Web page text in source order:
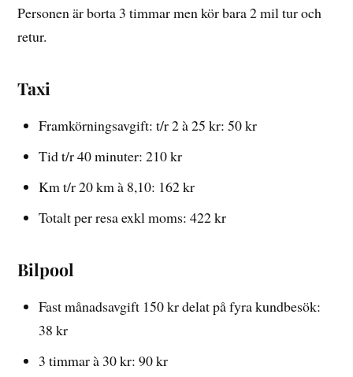
Personen är borta 3 timmar men kör bara 2 mil tur och
retur.
Taxi
Framkörningsavgift: t/r 2 à 25 kr: 50 kr
Tid t/r 40 minuter: 210 kr
Km t/r 20 km à 8,10: 162 kr
Totalt per resa exkl moms: 422 kr
Bilpool
Fast månadsavgift 150 kr delat på fyra kundbesök:
38 kr
3 timmar à 30 kr: 90 kr